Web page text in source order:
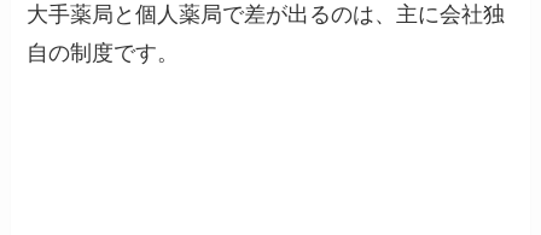
大手薬局と個人薬局で差が出るのは、主に会社独
自の制度です。